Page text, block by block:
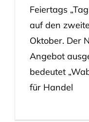
Feiertags
auf den
Oktober. Der
Angebot
bedeutet
für Handel